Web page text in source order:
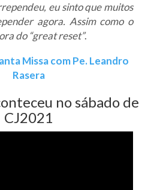
eu sinto que muitos
agora. Assim como o
do “great reset”.
Missa com Pe. Leandro
Rasera
no sábado de
CJ2021